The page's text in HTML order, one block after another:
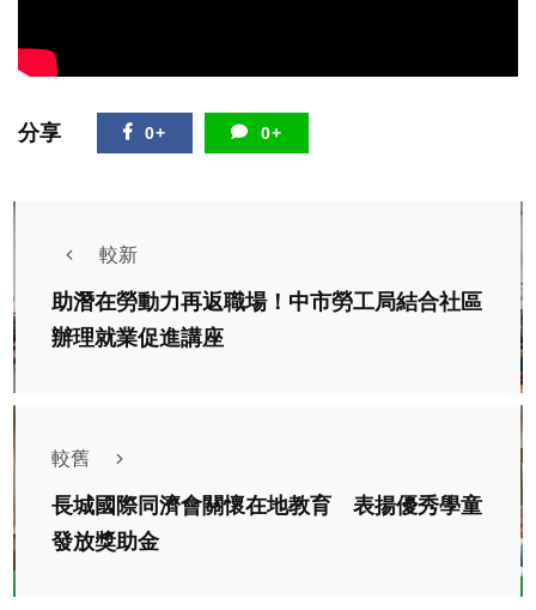
分享 0+ 0+
較新
助潛在勞動力再返職場！中市勞工局結合社區
辦理就業促進講座
較舊
長城國際同濟會關懷在地教育 表揚優秀學童
發放獎助金